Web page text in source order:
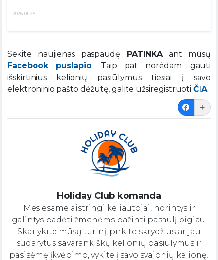
2026-01-25
Sekite naujienas paspaudę PATINKAant mūsų
Facebook puslapio. Taip pat norėdami gauti
išskirtinius kelionių pasiūlymus tiesiai į savo
elektroninio pašto dėžutę, galite užsiregistruoti ČIA.
Holiday Club komanda
Mes esame aistringi keliautojai, norintys ir
galintys padėti žmonėms pažinti pasaulį pigiau.
Skaitykite mūsų turinį, pirkite skrydžius ar jau
sudarytus savarankiškų kelionių pasiūlymus ir
pasisėmę įkvėpimo, vykite į savo svajonių kelionę!